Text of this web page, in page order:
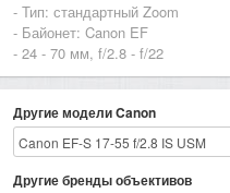
- Тип: стандартный Zoom
- Байонет: Canon EF
- 24 - 70 мм, f/2.8 - f/22
Другие модели Canon
Другие бренды объективов